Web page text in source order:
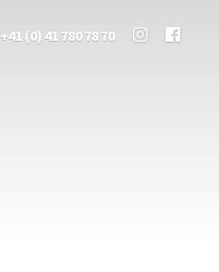
+41 (0) 41 780 78 70